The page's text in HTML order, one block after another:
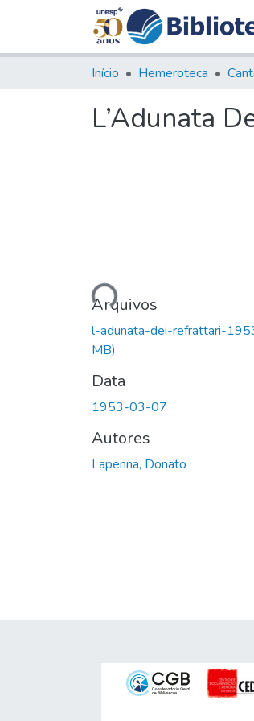
Início Hemeroteca
L’Adunata
Carregando...Arquivos
l-adunata-dei-refrattari-
MB)
Data
1953-03-07
Autores
Lapenna, Donato